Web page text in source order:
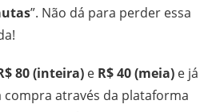
”. Não dá para perder essa
80 (inteira) e R$ 40 (meia) e já
compra através da plataforma